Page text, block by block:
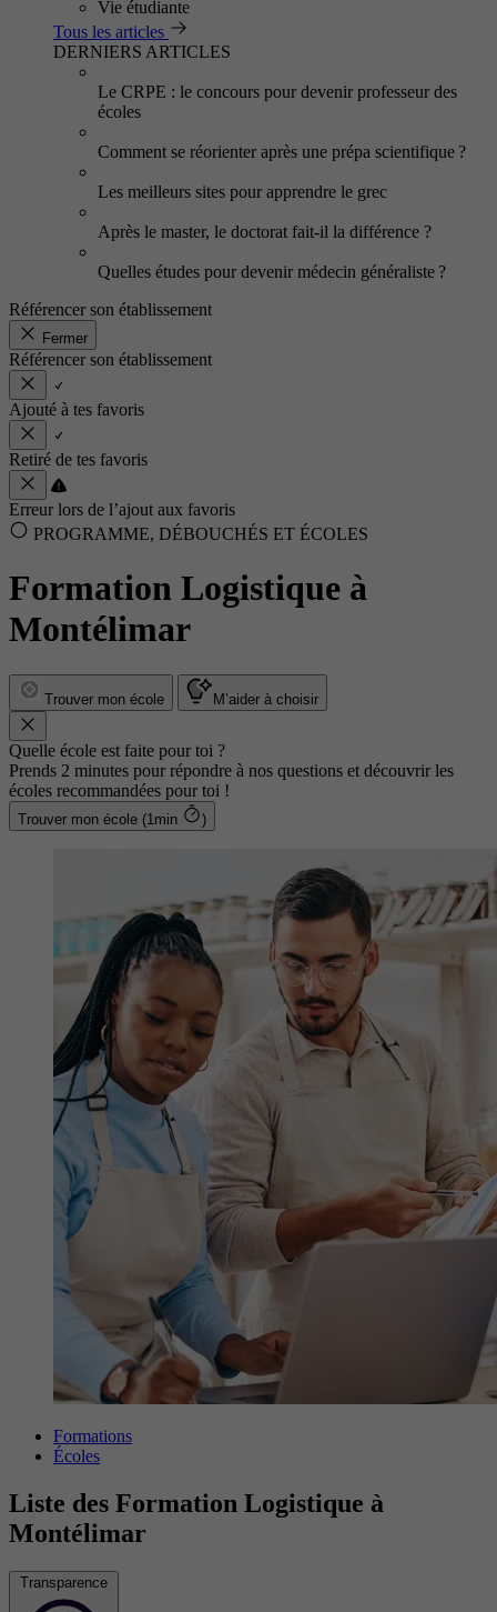
Vie étudiante
Tous les articles
DERNIERS ARTICLES
Le CRPE : le concours pour devenir professeur des
écoles
Comment se réorienter après une prépa scientifique ?
Les meilleurs sites pour apprendre le grec
Après le master, le doctorat fait-il la différence ?
Quelles études pour devenir médecin généraliste ?
Référencer son établissement
Fermer
Référencer son établissement
Ajouté à tes favoris
Retiré de tes favoris
Erreur lors de l’ajout aux favoris
PROGRAMME, DÉBOUCHÉS ET ÉCOLES
Formation Logistique à
Montélimar
Trouver mon école M’aider à choisir
Quelle école est faite pour toi ?
Prends 2 minutes pour répondre à nos questions et découvrir les
écoles recommandées pour toi !
Trouver mon école (1min )
Formations
Écoles
Liste des Formation Logistique à
Montélimar
Transparence